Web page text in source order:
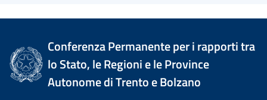
Conferenza Permanente per i rapporti tra
lo Stato, le Regioni e le Province
Autonome di Trento e Bolzano